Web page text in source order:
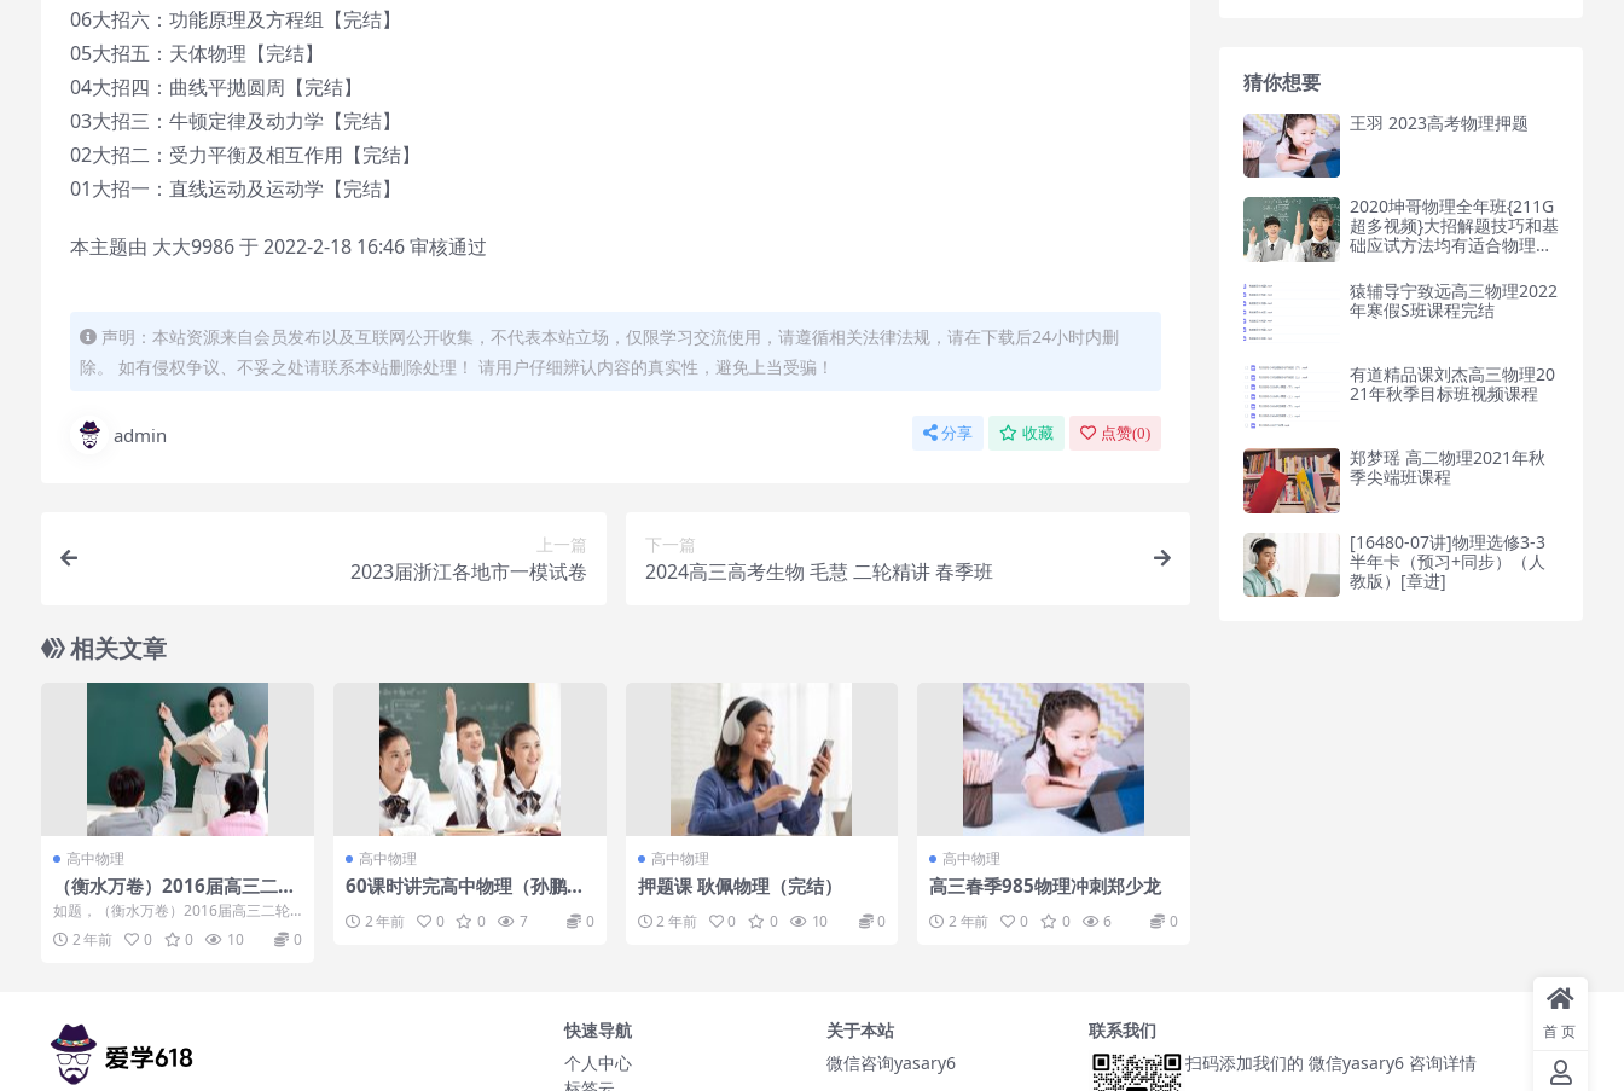
06大招六：功能原理及方程组【完结】
05大招五：天体物理【完结】
04大招四：曲线平抛圆周【完结】
03大招三：牛顿定律及动力学【完结】
02大招二：受力平衡及相互作用【完结】
01大招一：直线运动及运动学【完结】
本主题由 大大9986 于 2022-2-18 16:46 审核通过
声明：本站资源来自会员发布以及互联网公开收集，不代表本站立场，仅限学习交流使用，请遵循相关法律法规，请在下载后24小时内删
除。 如有侵权争议、不妥之处请联系本站删除处理！ 请用户仔细辨认内容的真实性，避免上当受骗！
admin 分享 收藏 点赞(0)
上一篇
2023届浙江各地市一模试卷
下一篇
2024高三高考生物 毛慧 二轮精讲 春季班
相关文章
高中物理
（衡水万卷）2016届高三二轮
复习物理周测卷（20份打包，
含解析）.rar
如题，（衡水万卷）2016届高三二轮
复习物理周测卷（20份打包，含解
析）.rar...
2 年前 0 0 10 0
高中物理
60课时讲完高中物理（孙鹏，
+PDF+DOC
2 年前 0 0 7 0
高中物理
押题课 耿佩物理（完结）
2 年前 0 0 10 0
高中物理
高三春季985物理冲刺郑少龙
2 年前 0 0 6 0
猜你想要
王羽 2023高考物理押题
2020坤哥物理全年班{211G
超多视频}大招解题技巧和基
础应试方法均有适合物理基
猿辅导宁致远高三物理2022
年寒假S班课程完结
有道精品课刘杰高三物理20
21年秋季目标班视频课程
郑梦瑶 高二物理2021年秋
季尖端班课程
[16480-07讲]物理选修3-3
半年卡（预习+同步）（人
教版）[章进]
快速导航
个人中心
关于本站
微信咨询yasary6
联系我们
扫码添加我们的 微信yasary6 咨询详情
首页